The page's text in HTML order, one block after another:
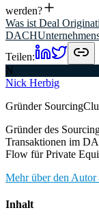
werden?
Was ist Deal
DACH
Teilen:
N
Nick Herbig
Gründer
Gründer des
Transaktionen im
Flow für Private
Mehr über den Autor
Inhalt